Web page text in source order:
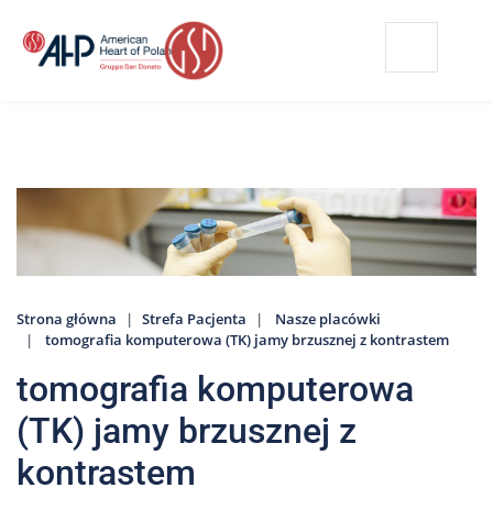
treści
Strefa
Pacjenta
O
nas
Marki
AHP
Media
o
Strona główna Strefa Pacjenta
Nasze placówki
tomografia komputerowa (TK) jamy brzusznej z kontrastem
tomografia komputerowa
(TK) jamy brzusznej z
kontrastem